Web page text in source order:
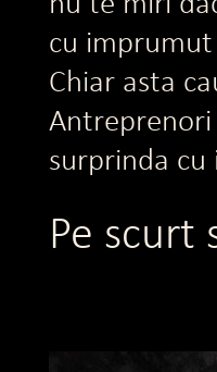
cu
Chiar asta
Antreprenori
surprinda cu
Pe scurt